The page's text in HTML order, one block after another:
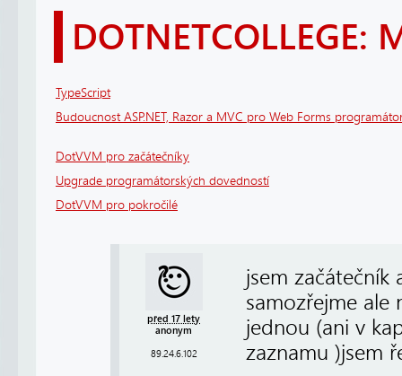
DOTNETCOLLEGE:
TypeScript
Budoucnost ASP.NET, Razor a MVC pro Web Forms
DotVVM pro začátečníky
Upgrade programátorských dovedností
DotVVM pro pokročilé
před 17 lety
anonym
89.24.6.102
jsem
samozřejme ale
jednou (ani v
zaznamu )jsem